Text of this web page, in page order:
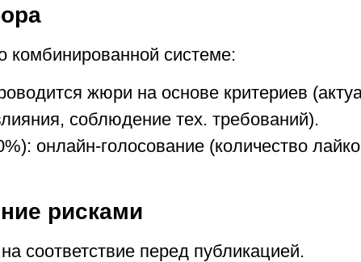
комбинированной системе:
жюри на основе критериев
соблюдение тех. требований).
онлайн-голосование (количество
рисками
соответствие перед публикацией.